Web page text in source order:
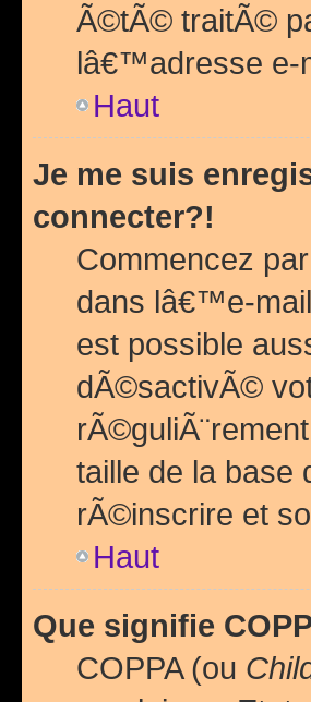
Ã©tÃ© traitÃ©
lâ€™adresse e-
Haut
Je me suis
connecter?!
Commencez
dans lâ€™e-
est possible
dÃ©sactivÃ©
taille de la base
rÃ©inscrire et
Haut
Que signifie
COPPA (ou